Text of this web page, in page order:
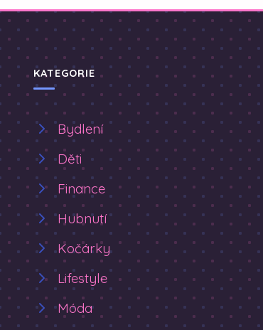
KATEGORIE
Bydlení
Děti
Finance
Hubnutí
Kočárky
Lifestyle
Móda